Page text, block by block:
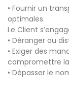
• Fournir un
optimales.
Le Client
• Déranger ou
• Exiger des
compromettre
• Dépasser le